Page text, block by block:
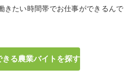
きたい時間帯でお仕事ができるんで
きる農業バイトを探す